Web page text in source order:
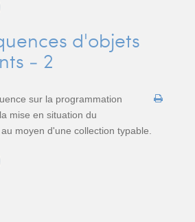
d'objets
- 2
sur la programmation
mise en situation du
au moyen d'une collection typable.